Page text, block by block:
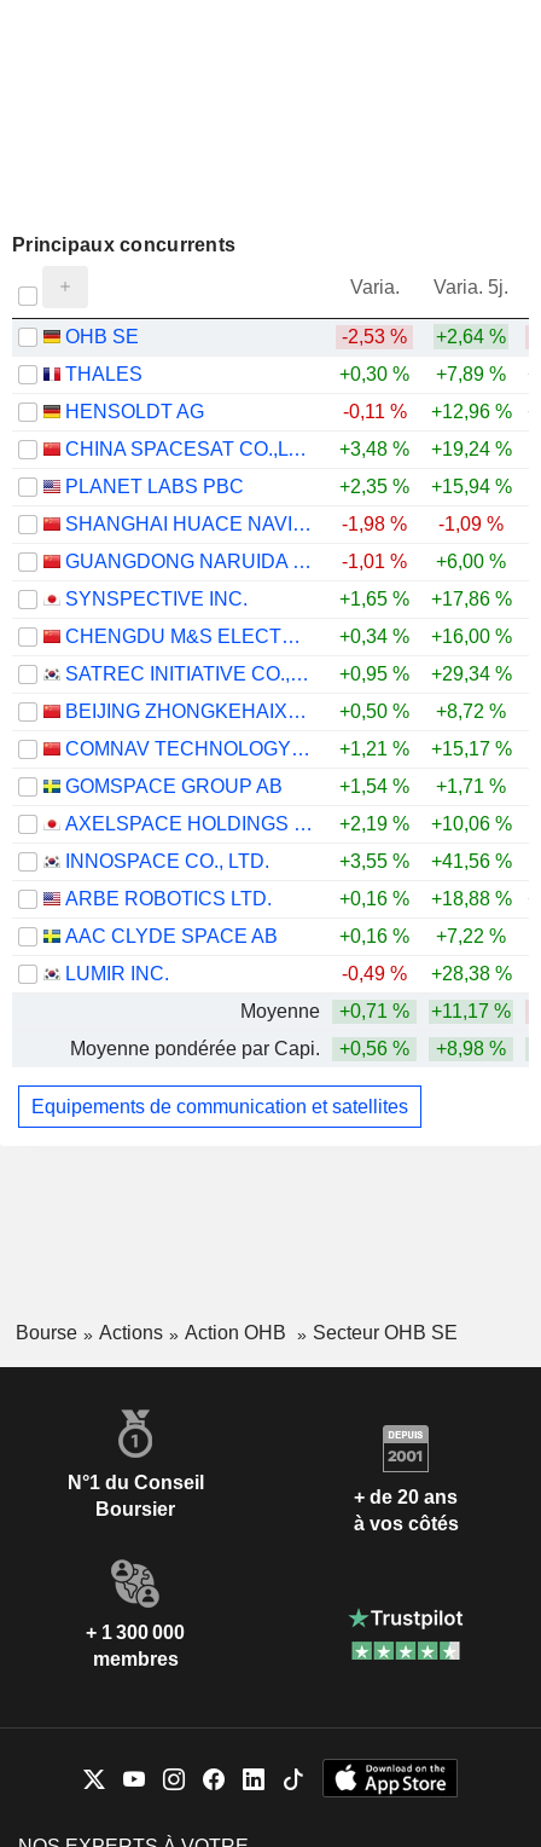
Principaux concurrents
Varia. Varia. 5j.
OHB SE
-2,53 % +2,64 %
THALES
+0,30 % +7,89 %
HENSOLDT AG
-0,11 % +12,96 %
CHINA SPACESAT CO.,LTD.
+3,48 % +19,24 %
PLANET LABS PBC
+2,35 % +15,94 %
SHANGHAI HUACE NAVIGATION TECHNOLOGY LTD
-1,98 % -1,09 %
GUANGDONG NARUIDA TECHNOLOGY CO., LTD.
-1,01 % +6,00 %
SYNSPECTIVE INC.
+1,65 % +17,86 %
CHENGDU M&S ELECTRONICS TECHNOLOGY CO.,LTD.
+0,34 % +16,00 %
SATREC INITIATIVE CO., LTD.
+0,95 % +29,34 %
BEIJING ZHONGKEHAIXUN DIGITAL S&T CO., LTD.
+0,50 % +8,72 %
COMNAV TECHNOLOGY LTD.
+1,21 % +15,17 %
GOMSPACE GROUP AB
+1,54 % +1,71 %
AXELSPACE HOLDINGS CORPORATION
+2,19 % +10,06 %
INNOSPACE CO., LTD.
+3,55 % +41,56 %
ARBE ROBOTICS LTD.
+0,16 % +18,88 %
AAC CLYDE SPACE AB
+0,16 % +7,22 %
LUMIR INC.
-0,49 % +28,38 %
Moyenne
+0,71 % +11,17 %
Moyenne pondérée par Capi.
+0,56 % +8,98 %
Equipements de communication et satellites
Bourse Actions Action OHB Secteur OHB SE
N°1 du Conseil
Boursier
+ de 20 ans
à vos côtés
+ 1 300 000
membres